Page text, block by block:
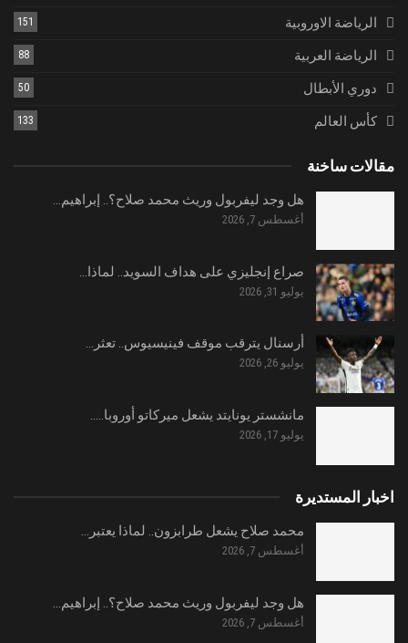
الرياضة الاوروبية 151
الرياضة العربية 88
دوري الأبطال 50
كأس العالم 133
مقالات ساخنة
هل وجد ليفربول وريث محمد صلاح؟.. إبراهيم…
أغسطس 7, 2026
صراع إنجليزي على هداف السويد.. لماذا…
يوليو 31, 2026
أرسنال يترقب موقف فينيسيوس.. تعثر…
يوليو 26, 2026
مانشستر يونايتد يشعل ميركاتو أوروبا..…
يوليو 17, 2026
اخبار المستديرة
محمد صلاح يشعل طرابزون.. لماذا يعتبر…
أغسطس 7, 2026
هل وجد ليفربول وريث محمد صلاح؟.. إبراهيم…
أغسطس 7, 2026